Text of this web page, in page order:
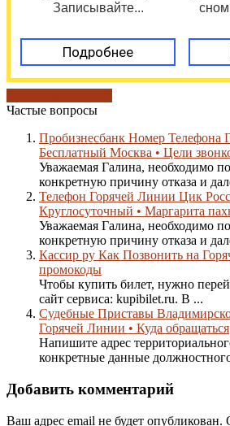
Записывайте...
Подробнее
Частые вопросы
Пробизнесбанк Номер Телефона
Бесплатный Москва • Цели
Уважаемая Галина, необходимо
конкретную причину отказа и
Телефон Горячей Линии Цик
Круглосуточный • Маргарита
Уважаемая Галина, необходимо
конкретную причину отказа и
Кассир ру Как Позвонить на
промокоды
Чтобы купить билет, нужно
сайт сервиса: kupibilet.ru. В ...
Судебные Приставы
Горячей Линии • Куда обращаться
Напишите адрес
конкретные данные
Добавить комментарий
Ваш адрес email не будет опубликован.